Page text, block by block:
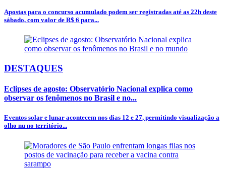
Apostas para o concurso acumulado podem ser registradas até as 22h deste
sábado, com valor de R$ 6 para...
DESTAQUES
Eclipses de agosto: Observatório Nacional explica como
observar os fenômenos no Brasil e no...
Eventos solar e lunar acontecem nos dias 12 e 27, permitindo visualização a
olho nu no território...